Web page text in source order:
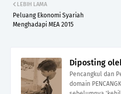
LEBIH LAMA
Peluang Ekonomi Syariah
Menghadapi MEA 2015
Diposting
Pencangkul dan
domain